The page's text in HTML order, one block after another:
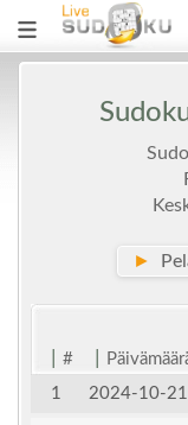
►
#
1
2024-10-21